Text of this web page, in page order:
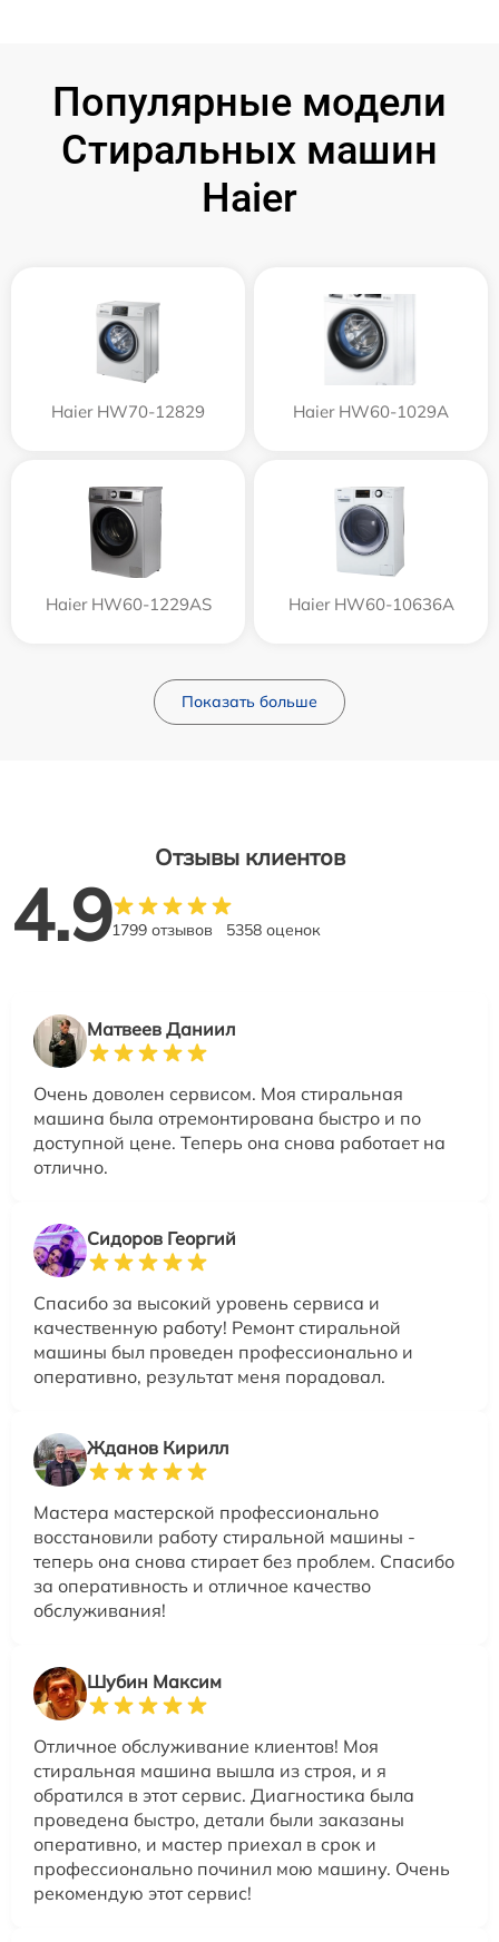
Популярные модели
Стиральных машин
Haier
Haier HW70-12829 Haier HW60-1029A
Haier HW60-1229AS Haier HW60-10636A
Показать больше
Отзывы клиентов
4.91799 отзывов 5358 оценок
Матвеев Даниил
Очень доволен сервисом. Моя стиральная
машина была отремонтирована быстро и по
доступной цене. Теперь она снова работает на
отлично.
Сидоров Георгий
Спасибо за высокий уровень сервиса и
качественную работу! Ремонт стиральной
машины был проведен профессионально и
оперативно, результат меня порадовал.
Жданов Кирилл
Мастера мастерской профессионально
восстановили работу стиральной машины -
теперь она снова стирает без проблем. Спасибо
за оперативность и отличное качество
обслуживания!
Шубин Максим
Отличное обслуживание клиентов! Моя
стиральная машина вышла из строя, и я
обратился в этот сервис. Диагностика была
проведена быстро, детали были заказаны
оперативно, и мастер приехал в срок и
профессионально починил мою машину. Очень
рекомендую этот сервис!